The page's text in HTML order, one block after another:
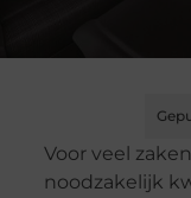
Voor veel
noodzakelijk